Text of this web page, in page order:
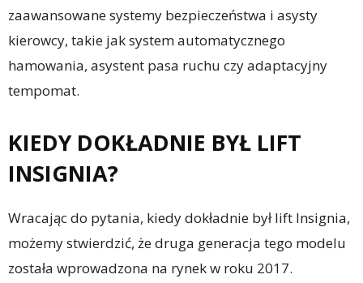
zaawansowane systemy bezpieczeństwa i asysty
kierowcy, takie jak system automatycznego
hamowania, asystent pasa ruchu czy adaptacyjny
tempomat.
KIEDY DOKŁADNIE BYŁ LIFT
INSIGNIA?
Wracając do pytania, kiedy dokładnie był lift Insignia,
możemy stwierdzić, że druga generacja tego modelu
została wprowadzona na rynek w roku 2017.